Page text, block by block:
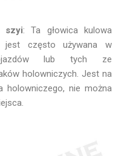
szyi: Ta głowica kulowa
jest często używana w
lub tych ze
holowniczych. Jest na
holowniczego, nie można